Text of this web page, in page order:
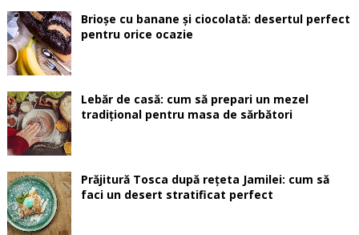
Brioșe cu banane și ciocolată: desertul perfect
pentru orice ocazie
Lebăr de casă: cum să prepari un mezel
tradițional pentru masa de sărbători
Prăjitură Tosca după rețeta Jamilei: cum să
faci un desert stratificat perfect